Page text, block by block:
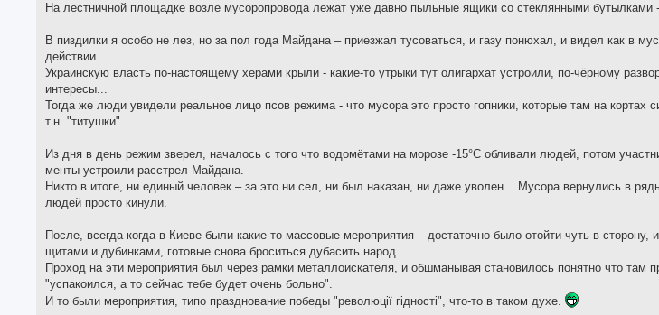
На лестничной площадке возле мусоропровода лежат уже давно пыльные ящики со стеклянными бутылками
В пиздилки я особо не лез, но за пол года Майдана – приезжал тусоваться, и газу понюхал, и видел как в
действии...
Украинскую власть по-настоящему херами крыли - какие-то утрыки тут олигархат устроили, по-чёрному
интересы...
Тогда же люди увидели реальное лицо псов режима - что мусора это просто гопники, которые там на кортах
т.н. "титушки"...
Из дня в день режим зверел, началось с того что водомётами на морозе -15°С обливали людей, потом
менты устроили расстрел Майдана.
Никто в итоге, ни единый человек – за это ни сел, ни был наказан, ни даже уволен... Мусора вернулись в
людей просто кинули.
После, всегда когда в Киеве были какие-то массовые мероприятия – достаточно было отойти чуть в
щитами и дубинками, готовые снова броситься дубасить народ.
Проход на эти мероприятия был через рамки металлоискателя, и обшманывая становилось понятно что там
"успакоился, а то сейчас тебе будет очень больно".
И то были мероприятия, типо празднование победы "революцiї гiдностi", что-то в таком духе.